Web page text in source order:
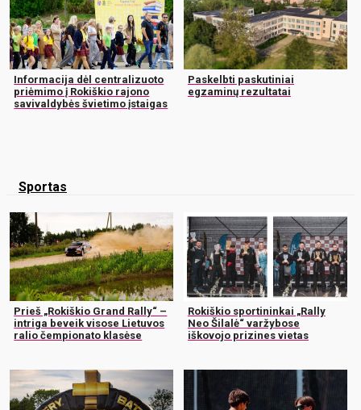
Informacija dėl centralizuoto
priėmimo į Rokiškio rajono
savivaldybės švietimo įstaigas
Paskelbti paskutiniai
egzaminų rezultatai
Sportas
Prieš „Rokiškio Grand Rally“ –
intriga beveik visose Lietuvos
ralio čempionato klasėse
Rokiškio sportininkai „Rally
Neo Šilalė“ varžybose
iškovojo prizines vietas